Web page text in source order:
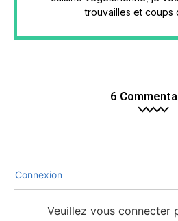
trouvailles et coups
6
Connexion
Veuillez vous connecter